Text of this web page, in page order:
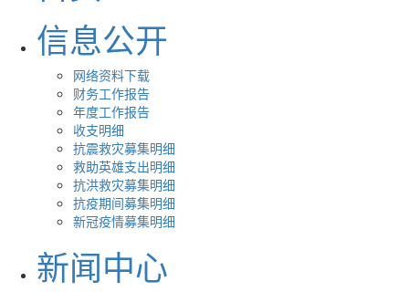
信息公开
网络资料下载
财务工作报告
年度工作报告
收支明细
抗震救灾募集明细
救助英雄支出明细
抗洪救灾募集明细
抗疫期间募集明细
新冠疫情募集明细
新闻中心